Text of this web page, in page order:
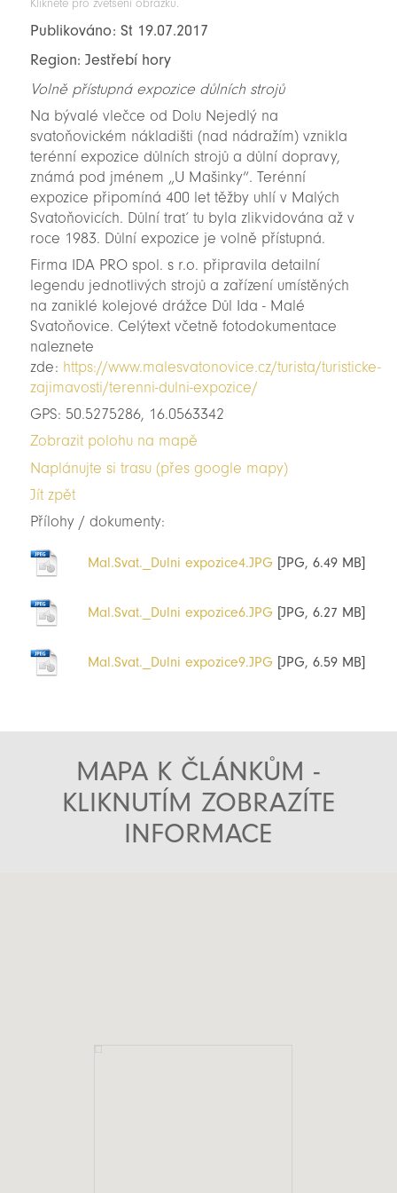
Publikováno: St 19.07.2017
Region: Jestřebí hory
Volně přístupná expozice důlních strojů
Na bývalé vlečce od Dolu Nejedlý na
svatoňovickém nákladišti (nad nádražím) vznikla
terénní expozice důlních strojů a důlní dopravy,
známá pod jménem „U Mašinky“. Terénní
expozice připomíná 400 let těžby uhlí v Malých
Svatoňovicích. Důlní trať tu byla zlikvidována až v
roce 1983. Důlní expozice je volně přístupná.
Firma IDA PRO spol. s r.o. připravila detailní
legendu jednotlivých strojů a zařízení umístěných
na zaniklé kolejové drážce Důl Ida - Malé
Svatoňovice. Celýtext včetně fotodokumentace
naleznete
zde: https://www.malesvatonovice.cz/turista/turisticke-
zajimavosti/terenni-dulni-expozice/
GPS: 50.5275286, 16.0563342
Zobrazit polohu na mapě
Naplánujte si trasu (přes google mapy)
Jít zpět
Přílohy / dokumenty:
Mal.Svat._Dulni expozice4.JPG [JPG, 6.49 MB]
Mal.Svat._Dulni expozice6.JPG [JPG, 6.27 MB]
Mal.Svat._Dulni expozice9.JPG [JPG, 6.59 MB]
MAPA K ČLÁNKŮM -
KLIKNUTÍM ZOBRAZÍTE
INFORMACE